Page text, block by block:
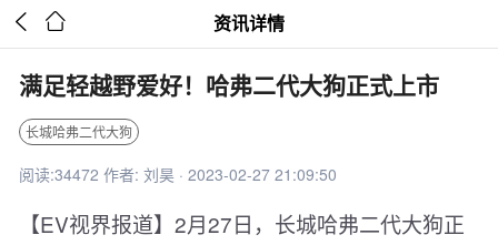
  资讯详情
满足轻越野爱好！哈弗二代大狗正式上市
长城哈弗二代大狗
阅读:34472 作者: 刘昊 · 2023-02-27 21:09:50
【EV视界报道】2月27日，长城哈弗二代大狗正